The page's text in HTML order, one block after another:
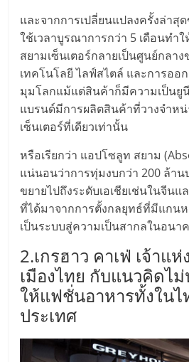
บ้าน
ลงทุน
น้อย
คืน
ทุน
ไว,
ที่
ปรึกษา
การ
และจากการเปลี่ยนแปลงครั้งล่าสุ
ใช้เวลาบูรณาการกว่า 5 เดือนทำ
สยามเซ็นเตอร์กลายเป็นศูนย์กลา
เทคโนโลยี ไลฟ์สไตล์ และการออ
มุมโลกแม้แต่สินค้าก็มีความเป็นยู
แบรนด์มีการผลิตสินค้าที่วางจำหน่
เซ็นเตอร์ที่เดียวเท่านั้น
หรือเรียกว่า แอปโซลูท สยาม
แน่นอนว่าการทุ่มงบกว่า 200 ล้าน
ขยายไปถึงระดับเอเชียเช่นในจีน
ที่ได้มาจากการตั้งกลยุทธ์ที่มีแกน
เป็นระบบสู่ความเป็นสากลในอนา
2.เกรฮาว คาเฟ่ เจ้าแ
เมืองไทย กับแนวคิดไ
ให้แฟชั่นอาหารทั้งในไ
ประเทศ